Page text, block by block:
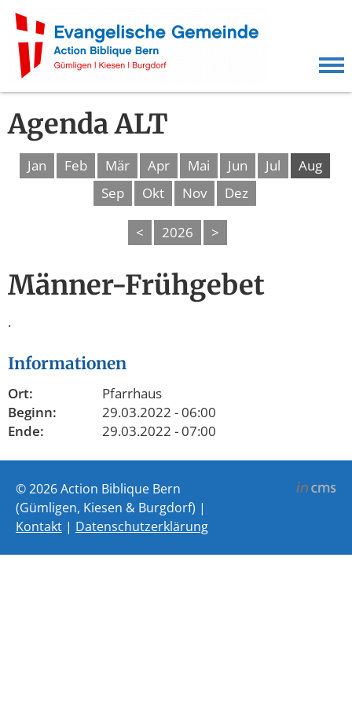
Agenda ALT
Jan Feb Mär Apr Mai Jun Jul
Aug
Sep
Okt Nov Dez
< 2026 >
Männer-Frühgebet
.
Informationen
Ort:
Pfarrhaus
Beginn:
29.03.2022 - 06:00
Ende:
29.03.2022 - 07:00
© 2026 Action Biblique Bern
(Gümligen, Kiesen & Burgdorf) |
Kontakt | Datenschutzerklärung